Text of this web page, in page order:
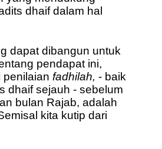
dhaif dalam hal
dapat dibangun untuk
pendapat ini,
penilaian fadhilah, - baik
dhaif sejauh - sebelum
bulan Rajab, adalah
kita kutip dari